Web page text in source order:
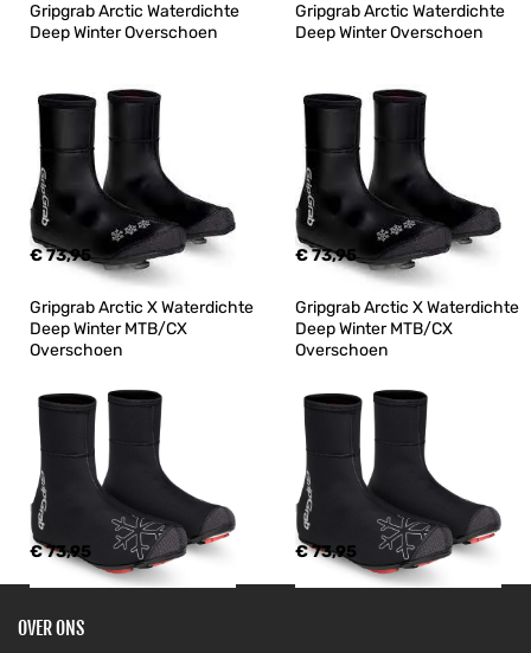
Gripgrab Arctic Waterdichte
Deep Winter Overschoen
€ 73,95
Gripgrab Arctic Waterdichte
Deep Winter Overschoen
€ 73,95
Gripgrab Arctic X Waterdichte
Deep Winter MTB/CX
Overschoen
€ 73,95
Gripgrab Arctic X Waterdichte
Deep Winter MTB/CX
Overschoen
€ 73,95
OVER ONS